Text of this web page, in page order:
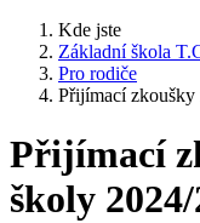
Kde jste
Základní škola
Pro rodiče
Přijímací zkoušky
Přijímací
školy